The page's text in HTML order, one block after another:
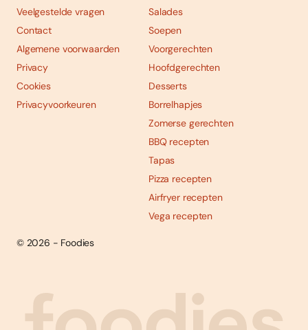
Abonneren
Veelgestelde vragen
Contact
Algemene voorwaarden
Privacy
Cookies
Privacyvoorkeuren
Salades
Soepen
Voorgerechten
Hoofdgerechten
Desserts
Borrelhapjes
Zomerse gerechten
BBQ recepten
Tapas
Pizza recepten
Airfryer recepten
Vega recepten
© 2026 - Foodies